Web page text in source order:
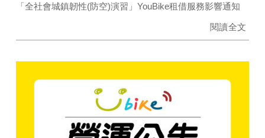
「全社會城鎮韌性(防空)演習」YouBike租借服務影響通知
閱讀全文